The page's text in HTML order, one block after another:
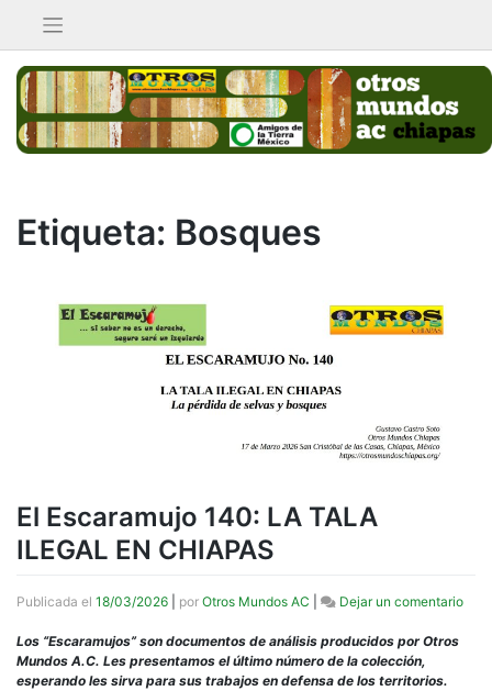
contenido
Etiqueta: Bosques
El Escaramujo 140: LA TALA
ILEGAL EN CHIAPAS
Publicada el 18/03/2026 por Otros Mundos AC Dejar un comentarioen
Los “Escaramujos” son documentos de análisis producidos por Otros
Mundos A.C. Les presentamos el último número de la colección,
esperando les sirva para sus trabajos en defensa de los territorios.